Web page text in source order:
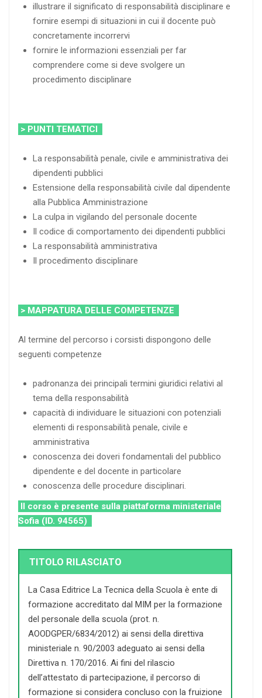
illustrare il significato di responsabilità disciplinare e
fornire esempi di situazioni in cui il docente può
concretamente incorrervi
fornire le informazioni essenziali per far
comprendere come si deve svolgere un
procedimento disciplinare
> PUNTI TEMATICI
La responsabilità penale, civile e amministrativa dei
dipendenti pubblici
Estensione della responsabilità civile dal dipendente
alla Pubblica Amministrazione
La culpa in vigilando del personale docente
Il codice di comportamento dei dipendenti pubblici
La responsabilità amministrativa
Il procedimento disciplinare
> MAPPATURA DELLE COMPETENZE
Al termine del percorso i corsisti dispongono delle
seguenti competenze
padronanza dei principali termini giuridici relativi al
tema della responsabilità
capacità di individuare le situazioni con potenziali
elementi di responsabilità penale, civile e
amministrativa
conoscenza dei doveri fondamentali del pubblico
dipendente e del docente in particolare
conoscenza delle procedure disciplinari.
Il corso è presente sulla piattaforma ministeriale
Sofia (ID. 94565)
TITOLO RILASCIATO
La Casa Editrice La Tecnica della Scuola è ente di
formazione accreditato dal MIM per la formazione
del personale della scuola (prot. n.
AOODGPER/6834/2012) ai sensi della direttiva
ministeriale n. 90/2003 adeguato ai sensi della
Direttiva n. 170/2016. Ai fini del rilascio
dell’attestato di partecipazione, il percorso di
formazione si considera concluso con la fruizione